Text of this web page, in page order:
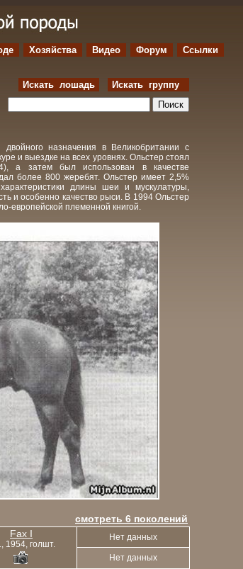
Хозяйства Видео Форум Ссылки
Искать лошадь Искать группу
назначения в Великобритании с
и выездке на всех уровнях. Ольстер стоял
а затем был использован в качестве
более 800 жеребят. Ольстер имеет 2,5%
длины шеи и мускулатуры,
и особенно качество рыси. В 1994 Ольстер
европейской племенной книгой.
смотреть 6 поколений
Fax I
1954, голшт.
Нет данных
Нет данных